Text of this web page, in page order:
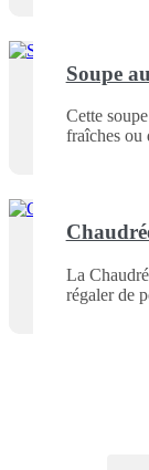
Soupe
Cette
fraîches ou
La
régaler de